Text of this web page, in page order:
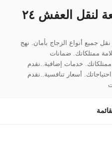
شركة الانجاز السريعة لنقل العفش ٢٤
جميع أنواع الزجاج بأمان. نهج
ممتلكاتك. ضمانات
خدمات إضافية..نقدم
أسعار تنافسية..نقدم